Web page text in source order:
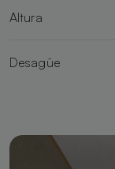
Altura
Desagüe